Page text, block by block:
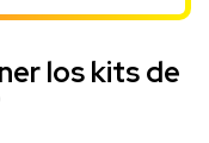
los kits de